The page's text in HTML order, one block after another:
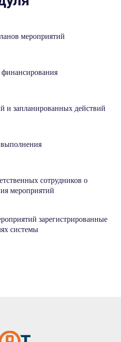
мероприятий
и запланированных действий
сотрудников о
мероприятий
зарегистрированные
системы
222-66-40